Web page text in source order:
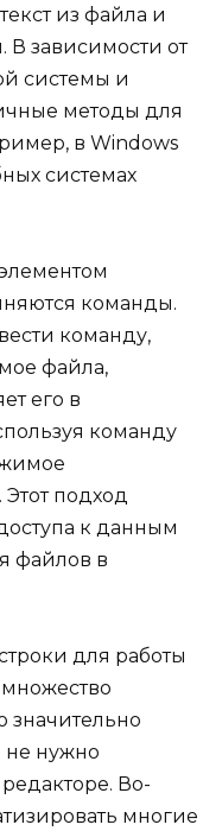
из файла и
В зависимости от
системы и
методы для
в Windows
системах
команды.
команду,
файла,
его в
команду
подход
к данным
файлов в
для работы
значительно
не нужно
Во-
многие